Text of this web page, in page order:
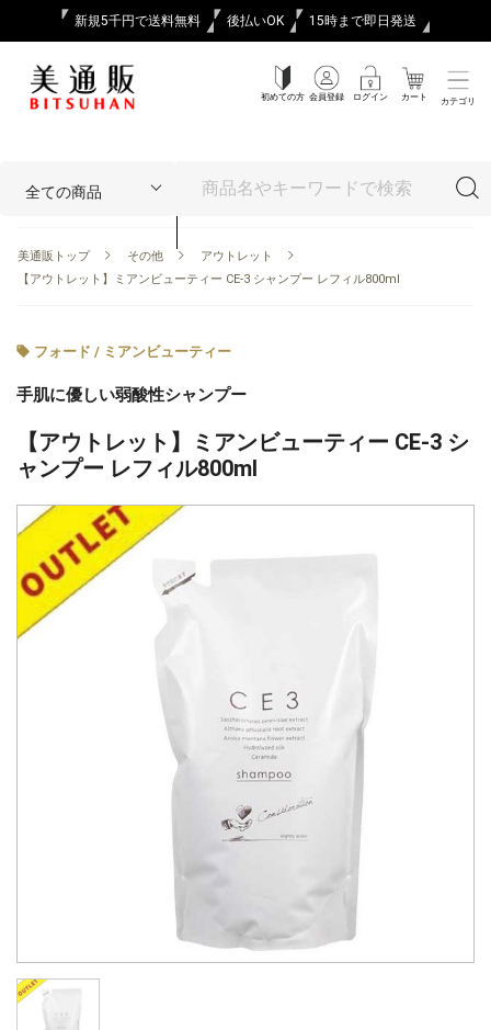
新規5千円で送料無料 後払いOK 15時まで即日発送
初めての方 会員登録 ログイン カート カテゴリ
美通販トップ その他
アウトレット
【アウトレット】ミアンビューティー CE-3 シャンプー レフィル800ml
フォード / ミアンビューティー
手肌に優しい弱酸性シャンプー
【アウトレット】ミアンビューティー CE-3 シ
ャンプー レフィル800ml